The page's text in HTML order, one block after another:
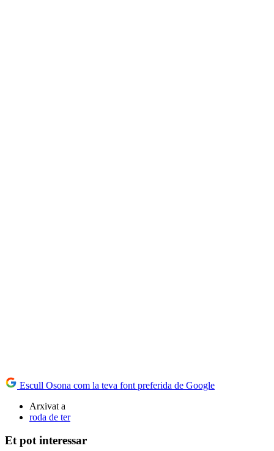
Escull Osona com la teva font preferida de Google
Arxivat a
roda de ter
Et pot interessar